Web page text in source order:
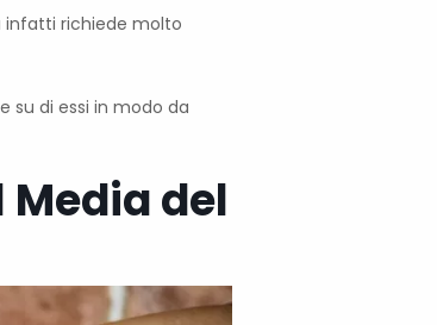
infatti richiede molto
su di essi in modo da
Media del